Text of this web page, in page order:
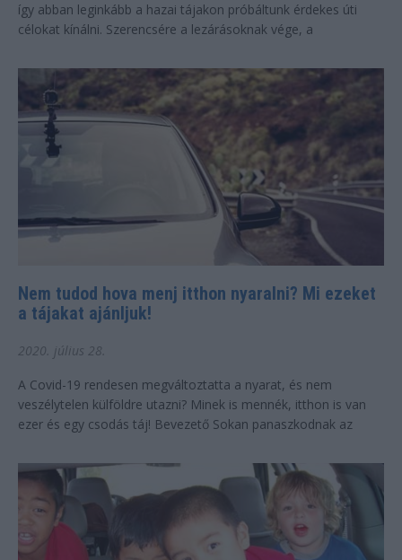
így abban leginkább a hazai tájakon próbáltunk érdekes úti
célokat kínálni. Szerencsére a lezárásoknak vége, a
Nem tudod hova menj itthon nyaralni? Mi ezeket
a tájakat ajánljuk!
2020. július 28.
A Covid-19 rendesen megváltoztatta a nyarat, és nem
veszélytelen külföldre utazni? Minek is mennék, itthon is van
ezer és egy csodás táj! Bevezető Sokan panaszkodnak az